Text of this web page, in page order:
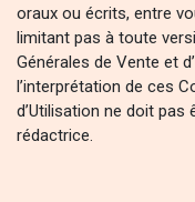
oraux ou écrits, entre
limitant pas à toute
Générales de Vente et
l’interprétation de ces
d’Utilisation ne doit pas
rédactrice.